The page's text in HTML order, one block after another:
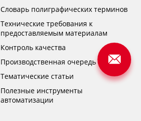
Словарь полиграфических терминов
Технические требования к
предоставляемым материалам
Контроль качества
Производственная очередь
Тематические статьи
Полезные инструменты
автоматизации